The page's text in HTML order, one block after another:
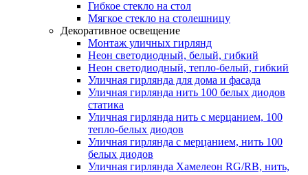
Гибкое стекло на стол
Мягкое стекло на столешницу
Декоративное освещение
Монтаж уличных гирлянд
Неон светодиодный, белый, гибкий
Неон светодиодный, тепло-белый, гибкий
Уличная гирлянда для дома и фасада
Уличная гирлянда нить 100 белых диодов
статика
Уличная гирлянда нить с мерцанием, 100
тепло-белых диодов
Уличная гирлянда с мерцанием, нить 100
белых диодов
Уличная гирлянда Хамелеон RG/RB, нить,